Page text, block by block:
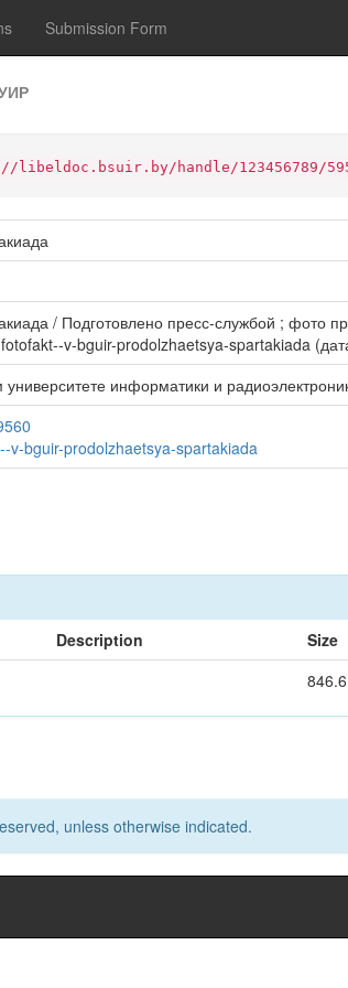
Submission Form
libeldoc.bsuir.by/handle/123456789/
/ Подготовлено пресс-службой ; фото
v-bguir-prodolzhaetsya-spartakiada
информатики и
v-bguir-prodolzhaetsya-spartakiada
Description Size
unless otherwise indicated.